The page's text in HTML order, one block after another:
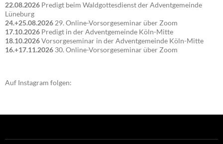
22.08.2026 Predigt beim Waldgottesdienst der Adventgemeinde
Lüneburg
24.+25.08.2026 29. Online-Vorsorgeseminar über Zoom
17.10.2026 Predigt in der Adventgemeinde Köln-Mitte
18.10.2026Vorsorgeseminar in der Adventgemeinde Köln-Mitte
16.+17.11.2026 30. Online-Vorsorgeseminar über Zoom
Auf Instagram folgen: